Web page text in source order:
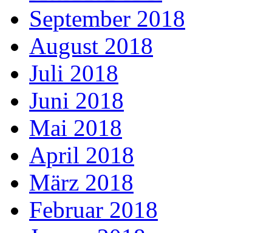
September 2018
August 2018
Juli 2018
Juni 2018
Mai 2018
April 2018
März 2018
Februar 2018